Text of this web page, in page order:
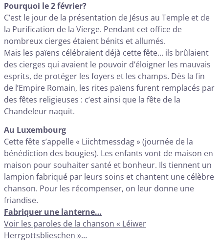
Pourquoi le 2 février?
C’est le jour de la présentation de Jésus au Temple et de
la Purification de la Vierge. Pendant cet office de
nombreux cierges étaient bénits et allumés.
Mais les païens célébraient déjà cette fête… ils brûlaient
des cierges qui avaient le pouvoir d’éloigner les mauvais
esprits, de protéger les foyers et les champs. Dès la fin
de l’Empire Romain, les rites païens furent remplacés par
des fêtes religieuses : c’est ainsi que la fête de la
Chandeleur naquit.
Au Luxembourg
Cette fête s’appelle « Liichtmessdag » (journée de la
bénédiction des bougies). Les enfants vont de maison en
maison pour souhaiter santé et bonheur. Ils tiennent un
lampion fabriqué par leurs soins et chantent une célèbre
chanson. Pour les récompenser, on leur donne une
friandise.
Fabriquer une lanterne…
Voir les paroles de la chanson « Léiwer
Herrgottsblieschen »…